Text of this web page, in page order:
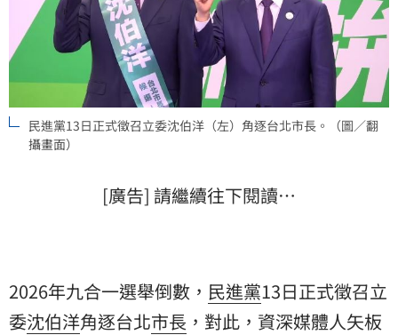
民進黨13日正式徵召立委沈伯洋（左）角逐台北市長。（圖／翻
攝畫面）
[廣告] 請繼續往下閱讀…
2026年九合一選舉倒數， 民進黨13日正式徵召立
委沈伯洋角逐台北市長 ，對此，資深媒體人矢板